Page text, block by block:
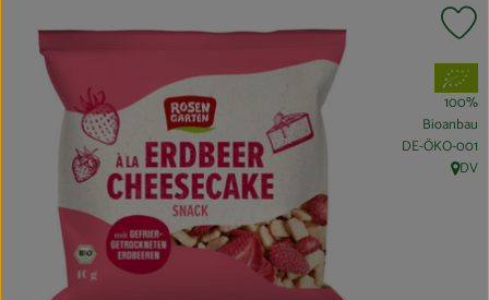
ANGEBOTE
REGIONALES
Obst & Gemüse
Kühltheke
Bäckerei
Vorratskammer
, Verband:
100%
Bioanbau
, Kontrollstelle:
DE-ÖKO-001
,DV